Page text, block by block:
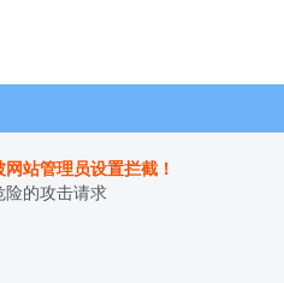
站管理员设置拦截！
险的攻击请求